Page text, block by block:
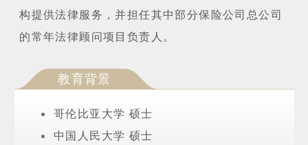
构提供法律服务，并担任其中部分保险公司总公司
的常年法律顾问项目负责人。
教育背景
哥伦比亚大学 硕士
中国人民大学 硕士